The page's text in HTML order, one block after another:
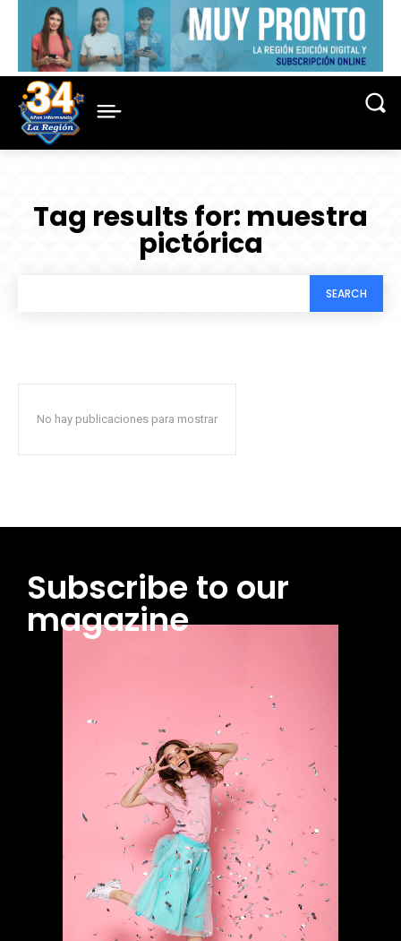
Tag results for: muestra
pictórica
SEARCH
No hay publicaciones para mostrar
Subscribe to our
magazine